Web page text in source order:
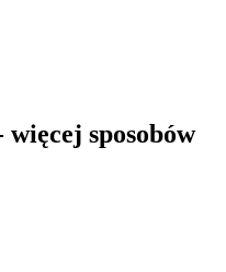
sposobów